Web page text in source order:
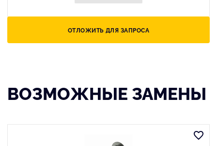
ОТЛОЖИТЬ ДЛЯ ЗАПРОСА
ВОЗМОЖНЫЕ ЗАМЕНЫ